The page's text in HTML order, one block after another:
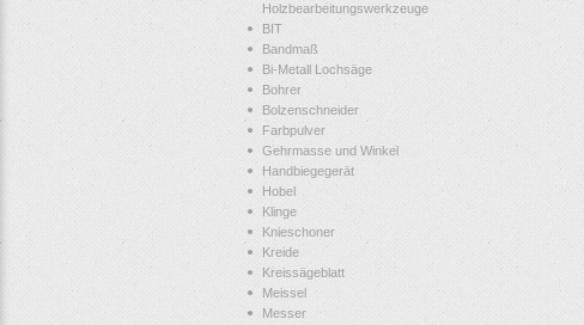
Holzbearbeitungswerkzeuge
BIT
Bandmaß
Bi-Metall Lochsäge
Bohrer
Bolzenschneider
Farbpulver
Gehrmasse und Winkel
Handbiegegerät
Hobel
Klinge
Knieschoner
Kreide
Kreissägeblatt
Meissel
Messer